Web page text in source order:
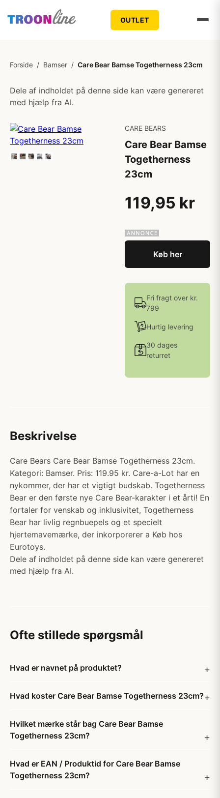
OUTLET
Forside / Bamser / Care Bear Bamse Togetherness 23cm
Dele af indholdet på denne side kan være genereret
med hjælp fra AI.
CARE BEARS
Care Bear Bamse
Togetherness
23cm
119,95 kr
Køb her
Fri fragt over kr.
799
Hurtig levering
30 dages
returret
Beskrivelse
Care Bears Care Bear Bamse Togetherness 23cm.
Kategori: Bamser. Pris: 119.95 kr. Care-a-Lot har en
nykommer, der har et vigtigt budskab. Togetherness
Bear er den første nye Care Bear-karakter i et årti! En
fortaler for venskab og inklusivitet, Togetherness
Bear har livlig regnbuepels og et specielt
hjertemavemærke, der inkorporerer a Køb hos
Eurotoys.
Dele af indholdet på denne side kan være genereret
med hjælp fra AI.
Ofte stillede spørgsmål
Hvad er navnet på produktet?
Hvad koster Care Bear Bamse Togetherness 23cm?
Hvilket mærke står bag Care Bear Bamse
Togetherness 23cm?
Hvad er EAN / Produktid for Care Bear Bamse
Togetherness 23cm?